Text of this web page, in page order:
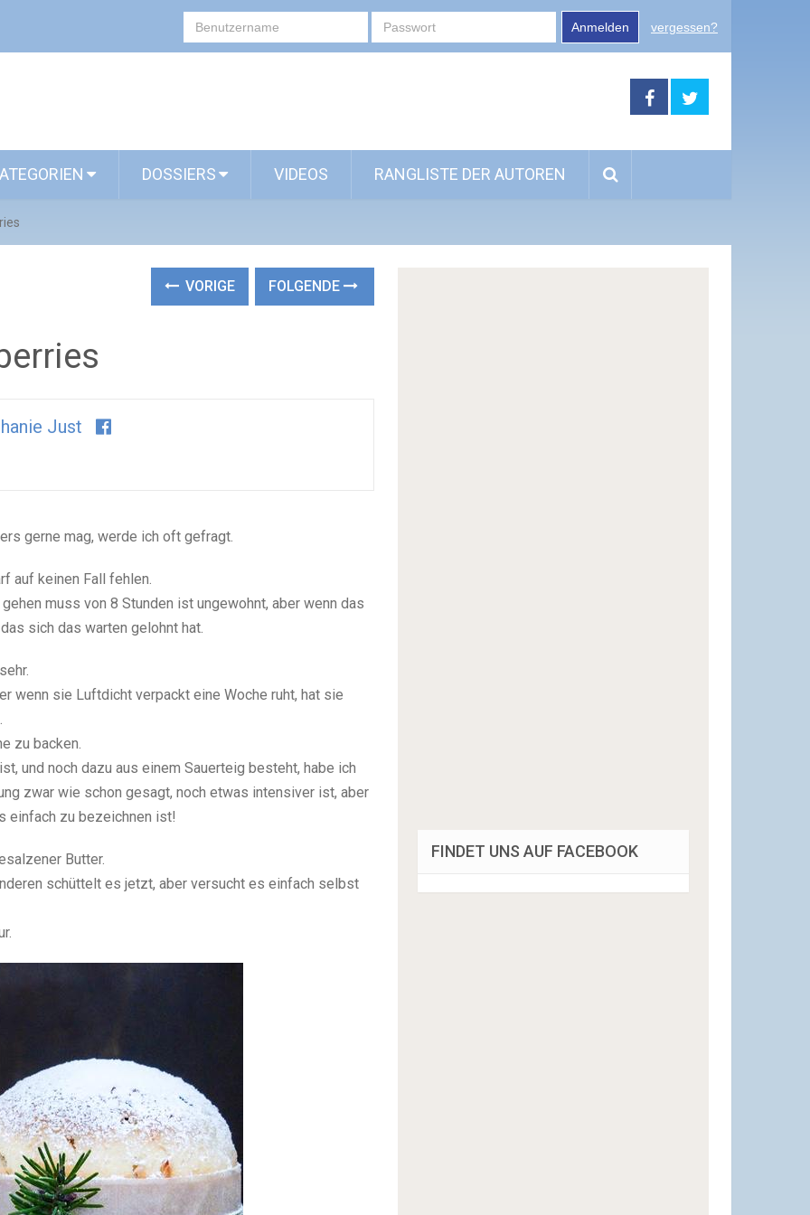
Anmelden vergessen?
DOSSIERS VIDEOS RANGLISTE DER AUTOREN
VORIGE FOLGENDE
Just
gerne mag, werde ich oft gefragt.
auf keinen Fall fehlen.
muss von 8 Stunden ist ungewohnt, aber wenn das
sich das warten gelohnt hat.
wenn sie Luftdicht verpackt eine Woche ruht, hat sie
zu backen.
und noch dazu aus einem Sauerteig besteht, habe ich
zwar wie schon gesagt, noch etwas intensiver ist, aber
einfach zu bezeichnen ist!
Butter.
schüttelt es jetzt, aber versucht es einfach selbst
FINDET UNS AUF FACEBOOK